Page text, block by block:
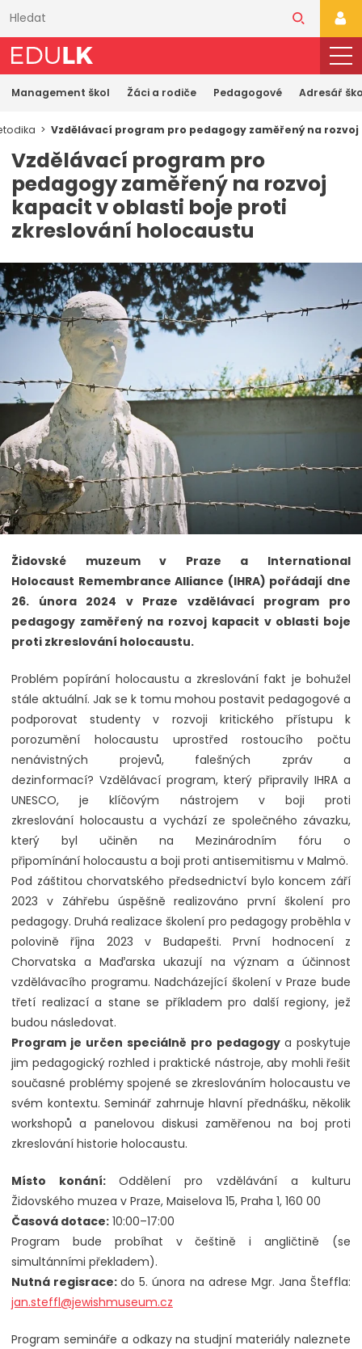
obsahu
Management škol Žáci a rodiče Pedagogové Adresář
Vzdělávací program pro pedagogy zaměřený na
Vzdělávací program pro
pedagogy zaměřený na rozvoj
kapacit v oblasti boje proti
zkreslování holocaustu
Židovské muzeum v Praze a International
Holocaust Remembrance Alliance (IHRA) pořádají dne
26. února 2024 v Praze vzdělávací program pro
pedagogy zaměřený na rozvoj kapacit v oblasti boje
proti zkreslování holocaustu.
Problém popírání holocaustu a zkreslování fakt je bohužel
stále aktuální. Jak se k tomu mohou postavit pedagogové a
podporovat studenty v rozvoji kritického přístupu k
porozumění holocaustu uprostřed rostoucího počtu
nenávistných projevů, falešných zpráv a
dezinformací? Vzdělávací program, který připravily IHRA a
UNESCO, je klíčovým nástrojem v boji proti
zkreslování holocaustu a vychází ze společného závazku,
který byl učiněn na Mezinárodním fóru o
připomínání holocaustu a boji proti antisemitismu v Malmö.
Pod záštitou chorvatského předsednictví bylo koncem září
2023 v Záhřebu úspěšně realizováno první školení pro
pedagogy. Druhá realizace školení pro pedagogy proběhla v
polovině října 2023 v Budapešti. První hodnocení z
Chorvatska a Maďarska ukazují na význam a účinnost
vzdělávacího programu. Nadcházející školení v Praze bude
třetí realizací a stane se příkladem pro další regiony, jež
budou následovat.
Program je určen speciálně pro pedagogy a poskytuje
jim pedagogický rozhled i praktické nástroje, aby mohli řešit
současné problémy spojené se zkreslováním holocaustu ve
svém kontextu. Seminář zahrnuje hlavní přednášku, několik
workshopů a panelovou diskusi zaměřenou na boj proti
zkreslování historie holocaustu.
Místo konání: Oddělení pro vzdělávání a kulturu
Židovského muzea v Praze, Maiselova 15, Praha 1, 160 00
Časová dotace: 10:00–17:00
Program bude probíhat v češtině i angličtině (se
simultánními překladem).
Nutná regisrace:do 5. února na adrese Mgr. Jana Šteffla:
jan.steffl@jewishmuseum.cz
Program semináře a odkazy na studjní materiály naleznete